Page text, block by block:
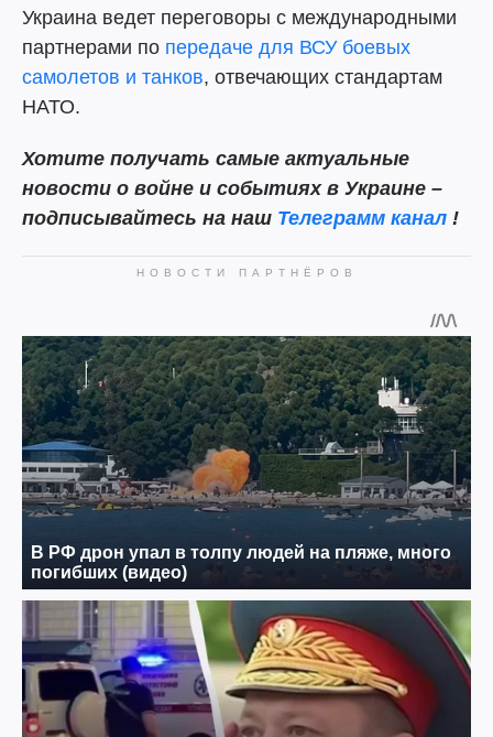
Украина ведет переговоры с международными
партнерами по передаче для ВСУ боевых
самолетов и танков, отвечающих стандартам
НАТО.
Хотите получать самые актуальные
новости о войне и событиях в Украине –
подписывайтесь на наш Телеграмм канал !